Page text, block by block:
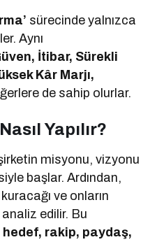
sürecinde yalnızca
Aynı
İtibar, Sürekli
Kâr Marjı,
de sahip olurlar.
Yapılır?
misyonu, vizyonu
başlar. Ardından,
ve onların
edilir. Bu
hedef, rakip, paydaş,